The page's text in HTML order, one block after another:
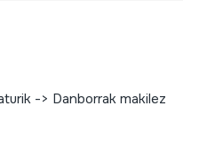
-> Danborrak makilez